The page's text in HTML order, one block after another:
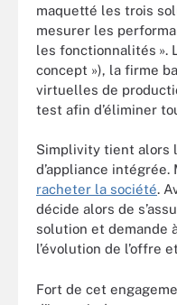
maquetté les trois
mesurer les
les fonctionnalités ».
concept »), la firme
virtuelles de
test afin d’éliminer
Simplivity tient alors
d’appliance intégrée.
racheter la société.
décide alors de
solution et demande
l’évolution de l’offre
Fort de cet